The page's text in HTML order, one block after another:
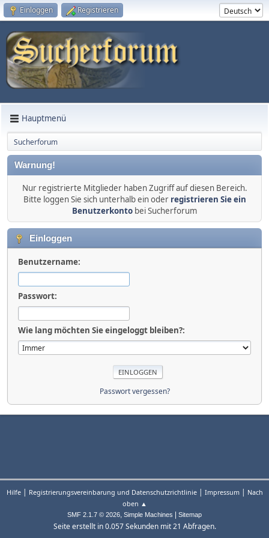
Einloggen Registrieren
Hauptmenü
Sucherforum
Warnung!
Nur registrierte Mitglieder haben Zugriff auf diesen Bereich.
Bitte loggen Sie sich unterhalb ein oder registrieren Sie ein
Benutzerkonto bei Sucherforum
Einloggen
Benutzername:
Passwort:
Wie lang möchten Sie eingeloggt bleiben?:
Passwort vergessen?
Hilfe| Registrierungsvereinbarung und Datenschutzrichtlinie| Impressum| Nach
oben ▲
SMF 2.1.7 © 2026, Simple Machines Sitemap
Seite erstellt in 0.057 Sekunden mit 21 Abfragen.